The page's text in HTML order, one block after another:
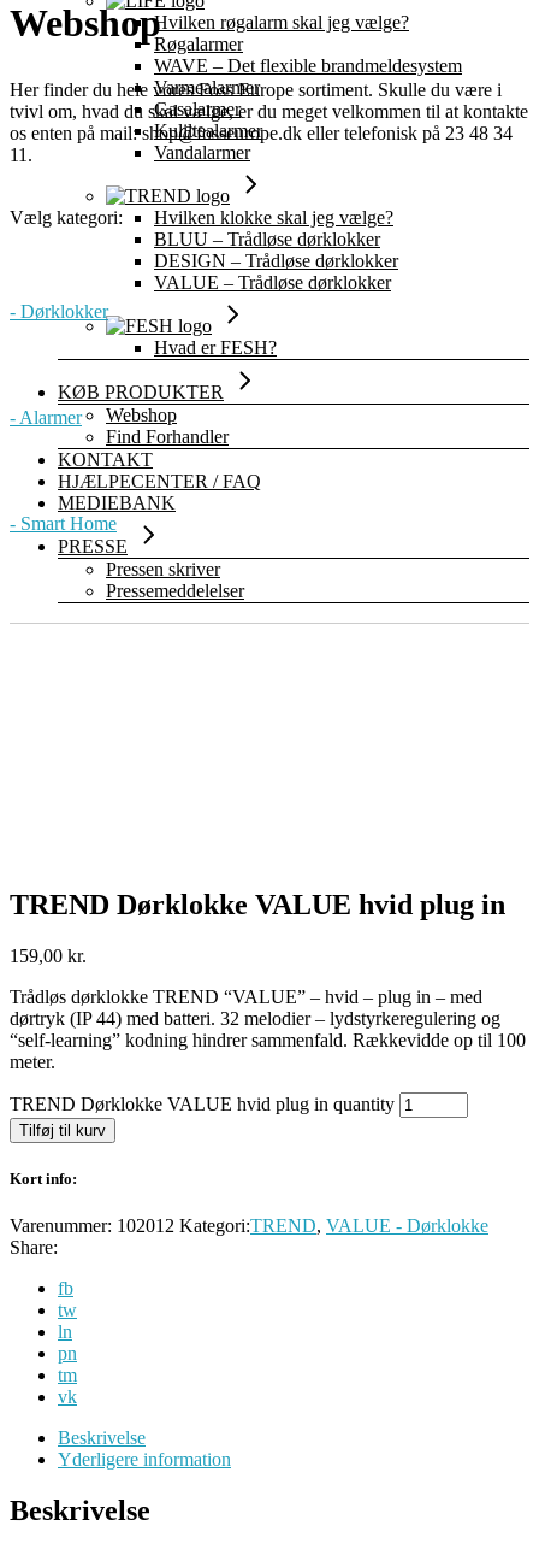
Hvilken røgalarm skal jeg vælge?
Røgalarmer
WAVE – Det flexible brandmeldesystem
Varmealarmer
Gasalarmer
Kuliltealarmer
Vandalarmer
Hvilken klokke skal jeg vælge?
BLUU – Trådløse dørklokker
DESIGN – Trådløse dørklokker
VALUE – Trådløse dørklokker
Hvad er FESH?
KØB PRODUKTER
Webshop
Find Forhandler
KONTAKT
HJÆLPECENTER / FAQ
MEDIEBANK
PRESSE
Pressen skriver
Pressemeddelelser
Webshop
Her finder du hele vores Foss Europe sortiment. Skulle du være i
tvivl om, hvad du skal vælge, er du meget velkommen til at kontakte
os enten på mail: shop@fosseurope.dk eller telefonisk på 23 48 34
11.
Vælg kategori:
- Dørklokker
- Alarmer
- Smart Home
TREND Dørklokke VALUE hvid plug in
159,00 kr.
Trådløs dørklokke TREND “VALUE” – hvid – plug in – med
dørtryk (IP 44) med batteri. 32 melodier – lydstyrkeregulering og
“self-learning” kodning hindrer sammenfald. Rækkevidde op til 100
meter.
TREND Dørklokke VALUE hvid plug in quantity
Tilføj til kurv
Kort info:
Varenummer: 102012 Kategori:TREND, VALUE - Dørklokke
Share:
fb
tw
ln
pn
tm
vk
Beskrivelse
Yderligere information
Beskrivelse